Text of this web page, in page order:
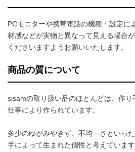
PCモニターや携帯電話の機種・設定に
材感などが実物と異なって見える場合
くださいますようお願いいたします。
商品の質について
sisamの取り扱い品のほとんどは、作
仕事により作られています。
多少のゆがみやきず、不均一さといっ
手によって生まれた個性と考えています